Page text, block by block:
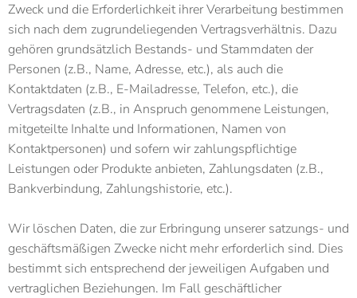
Zweck und die Erforderlichkeit ihrer Verarbeitung bestimmen
sich nach dem zugrundeliegenden Vertragsverhältnis. Dazu
gehören grundsätzlich Bestands- und Stammdaten der
Personen (z.B., Name, Adresse, etc.), als auch die
Kontaktdaten (z.B., E-Mailadresse, Telefon, etc.), die
Vertragsdaten (z.B., in Anspruch genommene Leistungen,
mitgeteilte Inhalte und Informationen, Namen von
Kontaktpersonen) und sofern wir zahlungspflichtige
Leistungen oder Produkte anbieten, Zahlungsdaten (z.B.,
Bankverbindung, Zahlungshistorie, etc.).
Wir löschen Daten, die zur Erbringung unserer satzungs- und
geschäftsmäßigen Zwecke nicht mehr erforderlich sind. Dies
bestimmt sich entsprechend der jeweiligen Aufgaben und
vertraglichen Beziehungen. Im Fall geschäftlicher